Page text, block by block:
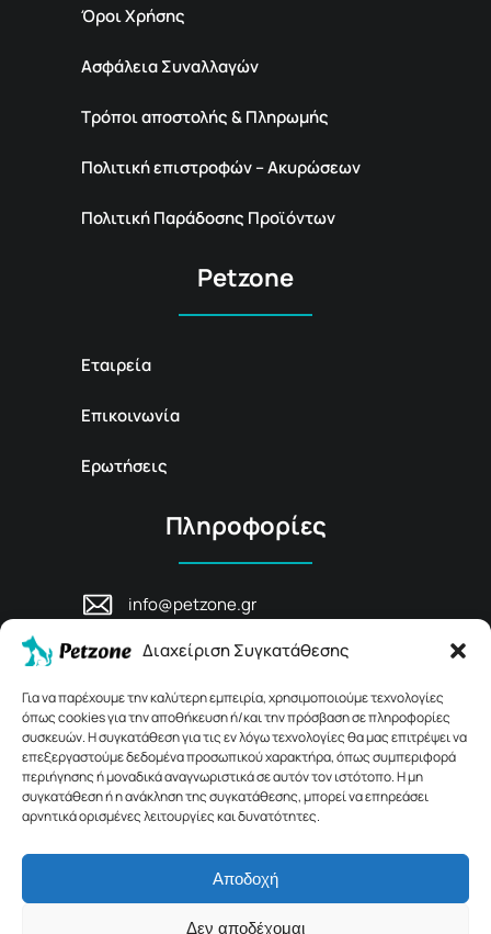
Διαχείριση Συγκατάθεσης
Για να παρέχουμε την καλύτερη εμπειρία, χρησιμοποιούμε τεχνολογίες
όπως cookies για την αποθήκευση ή/και την πρόσβαση σε πληροφορίες
συσκευών. Η συγκατάθεση για τις εν λόγω τεχνολογίες θα μας επιτρέψει να
επεξεργαστούμε δεδομένα προσωπικού χαρακτήρα, όπως συμπεριφορά
περιήγησης ή μοναδικά αναγνωριστικά σε αυτόν τον ιστότοπο. Η μη
συγκατάθεση ή η ανάκληση της συγκατάθεσης, μπορεί να επηρεάσει
αρνητικά ορισμένες λειτουργίες και δυνατότητες.
Αποδοχή
Δεν αποδέχομαι
Όροι Χρήσης
Ασφάλεια Συναλλαγών
Τρόποι αποστολής & Πληρωμής
Πολιτική επιστροφών – Ακυρώσεων
Πολιτική Παράδοσης Προϊόντων
Petzone
Εταιρεία
Επικοινωνία
Ερωτήσεις
Πληροφορίες
info@petzone.gr
Ρέθυμνο, Κρήτη
© 2026 Petzone.gr – All Rights Reserved.